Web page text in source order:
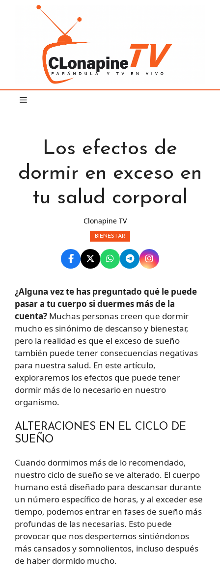
Los efectos de
dormir en exceso en
tu salud corporal
Clonapine TV
BIENESTAR
¿Alguna vez te has preguntado qué le puede
pasar a tu cuerpo si duermes más de la
cuenta? Muchas personas creen que dormir
mucho es sinónimo de descanso y bienestar,
pero la realidad es que el exceso de sueño
también puede tener consecuencias negativas
para nuestra salud. En este artículo,
exploraremos los efectos que puede tener
dormir más de lo necesario en nuestro
organismo.
ALTERACIONES EN EL CICLO DE
SUEÑO
Cuando dormimos más de lo recomendado,
nuestro ciclo de sueño se ve alterado. El cuerpo
humano está diseñado para descansar durante
un número específico de horas, y al exceder ese
tiempo, podemos entrar en fases de sueño más
profundas de las necesarias. Esto puede
provocar que nos despertemos sintiéndonos
más cansados y somnolientos, incluso después
de haber dormido mucho.